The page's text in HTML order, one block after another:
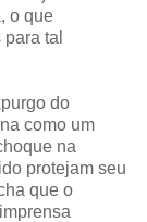
o que
tal
do
como um
na
protejam seu
que o